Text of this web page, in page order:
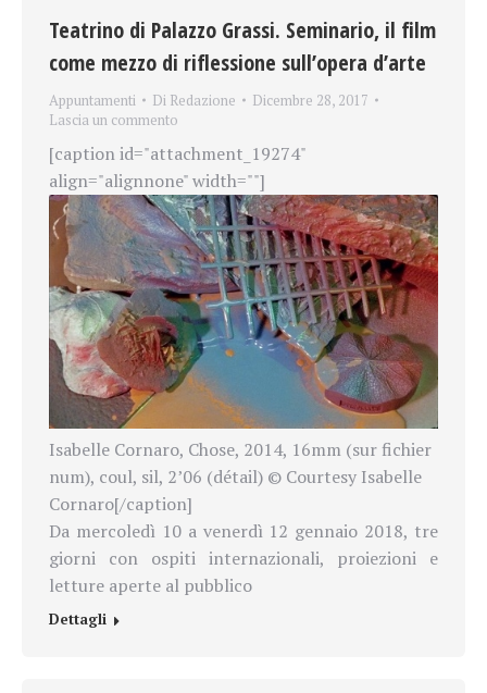
Teatrino di Palazzo Grassi. Seminario, il film
come mezzo di riflessione sull’opera d’arte
Appuntamenti Di Redazione
Dicembre 28, 2017
Lascia un commento
[caption id="attachment_19274"
align="alignnone" width=""]
Isabelle Cornaro, Chose, 2014, 16mm (sur fichier
num), coul, sil, 2’06 (détail) © Courtesy Isabelle
Cornaro[/caption]
Da mercoledì 10 a venerdì 12 gennaio 2018, tre
giorni con ospiti internazionali, proiezioni e
letture aperte al pubblico
Dettagli